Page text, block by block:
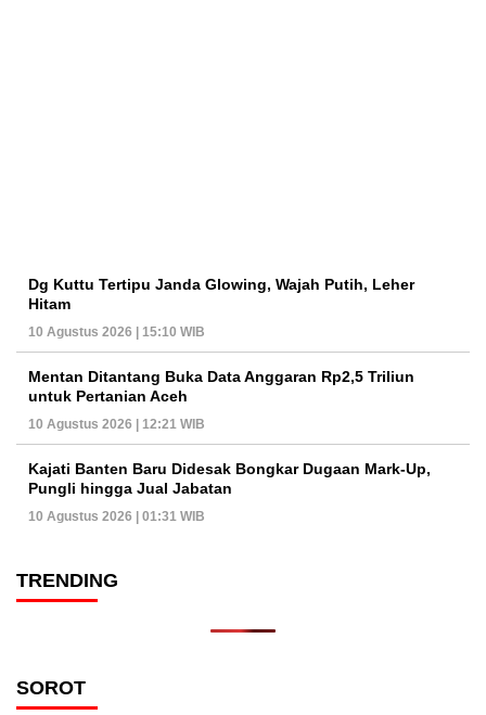
Dg Kuttu Tertipu Janda Glowing, Wajah Putih, Leher
Hitam
10 Agustus 2026 | 15:10 WIB
Mentan Ditantang Buka Data Anggaran Rp2,5 Triliun
untuk Pertanian Aceh
10 Agustus 2026 | 12:21 WIB
Kajati Banten Baru Didesak Bongkar Dugaan Mark-Up,
Pungli hingga Jual Jabatan
10 Agustus 2026 | 01:31 WIB
TRENDING
SOROT